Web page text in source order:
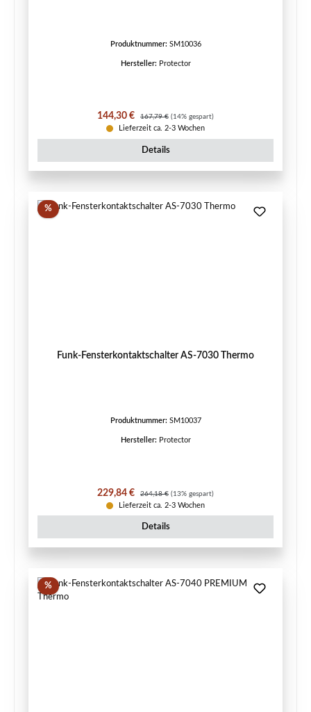
Produktnummer: SM10036
Hersteller: Protector
Verkaufspreis:
144,30 € Regulärer Preis:
167,79 € (14% gespart)
Lieferzeit ca. 2-3 Wochen
Details
%Rabatt
Funk-Fensterkontaktschalter AS-7030 Thermo
Produktnummer: SM10037
Hersteller: Protector
Verkaufspreis:
229,84 € Regulärer Preis:
264,18 € (13% gespart)
Lieferzeit ca. 2-3 Wochen
Details
%Rabatt